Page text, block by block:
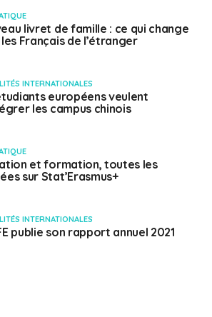
livret de famille : ce qui change
Français de l’étranger
INTERNATIONALES
européens veulent
les campus chinois
et formation, toutes les
sur Stat’Erasmus+
INTERNATIONALES
publie son rapport annuel 2021